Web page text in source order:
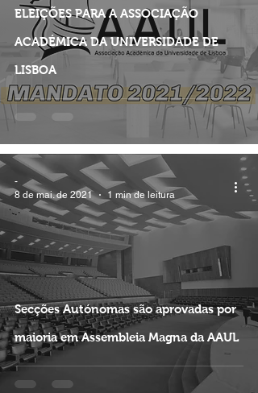
ELEIÇÕES PARA A ASSOCIAÇÃO
ACADÉMICA DA UNIVERSIDADE DE
LISBOA
Secções Autónomas são aprovadas por
maioria em Assembleia Magna da AAUL
-
8 de mai. de 2021
1 min de leitura